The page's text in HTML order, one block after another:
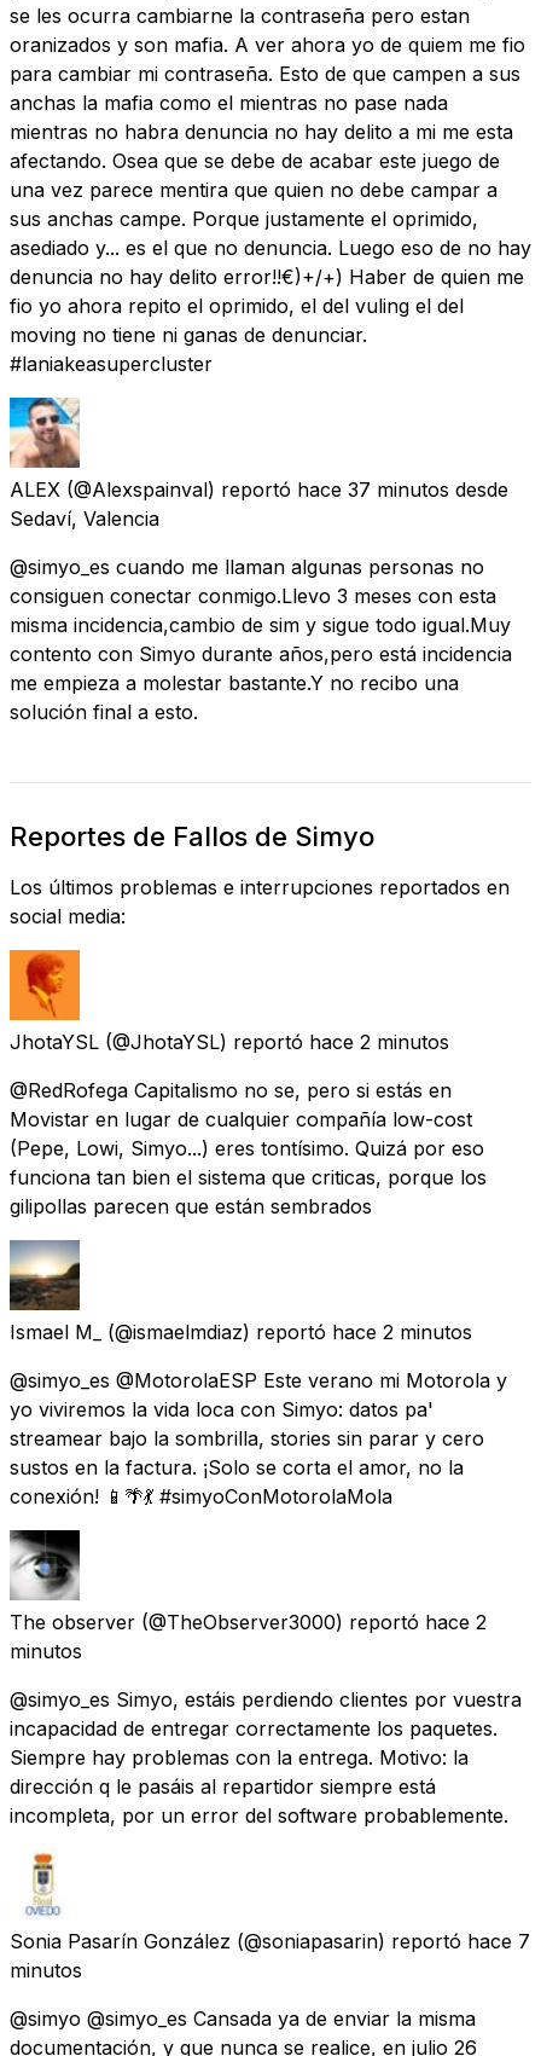
se les ocurra cambiarne la contraseña pero estan
oranizados y son mafia. A ver ahora yo de quiem me fio
para cambiar mi contraseña. Esto de que campen a sus
anchas la mafia como el mientras no pase nada
mientras no habra denuncia no hay delito a mi me esta
afectando. Osea que se debe de acabar este juego de
una vez parece mentira que quien no debe campar a
sus anchas campe. Porque justamente el oprimido,
asediado y... es el que no denuncia. Luego eso de no hay
denuncia no hay delito error!!€)+/+) Haber de quien me
fio yo ahora repito el oprimido, el del vuling el del
moving no tiene ni ganas de denunciar.
#laniakeasupercluster
ALEX (@Alexspainval) reportó hace 37 minutos desde
Sedaví, Valencia
@simyo_es cuando me llaman algunas personas no
consiguen conectar conmigo.Llevo 3 meses con esta
misma incidencia,cambio de sim y sigue todo igual.Muy
contento con Simyo durante años,pero está incidencia
me empieza a molestar bastante.Y no recibo una
solución final a esto.
Reportes de Fallos de Simyo
Los últimos problemas e interrupciones reportados en
social media:
JhotaYSL (@JhotaYSL) reportó hace 2 minutos
@RedRofega Capitalismo no se, pero si estás en
Movistar en lugar de cualquier compañía low-cost
(Pepe, Lowi, Simyo...) eres tontísimo. Quizá por eso
funciona tan bien el sistema que criticas, porque los
gilipollas parecen que están sembrados
Ismael M_ (@ismaelmdiaz) reportó hace 2 minutos
@simyo_es @MotorolaESP Este verano mi Motorola y
yo viviremos la vida loca con Simyo: datos pa'
streamear bajo la sombrilla, stories sin parar y cero
sustos en la factura. ¡Solo se corta el amor, no la
conexión! 📱🌴💃 #simyoConMotorolaMola
The observer (@TheObserver3000) reportó hace 2
minutos
@simyo_es Simyo, estáis perdiendo clientes por vuestra
incapacidad de entregar correctamente los paquetes.
Siempre hay problemas con la entrega. Motivo: la
dirección q le pasáis al repartidor siempre está
incompleta, por un error del software probablemente.
Sonia Pasarín González (@soniapasarin) reportó hace 7
minutos
@simyo @simyo_es Cansada ya de enviar la misma
documentación, y que nunca se realice, en julio 26